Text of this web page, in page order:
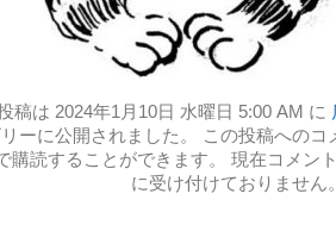
稿は 2024年1月10日 水曜日 5:00 AM に
ーに公開されました。 この投稿への
購読することができます。 現在コメン
に受け付けておりません